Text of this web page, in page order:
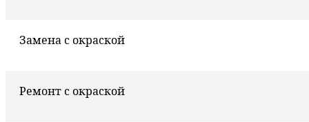
Замена с окраской
Ремонт с окраской